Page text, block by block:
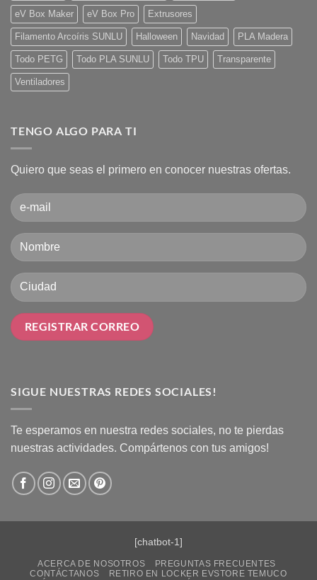
Guía
básica
desde
cero!
eV Box Maker eV Box Pro Extrusores
Filamento Arcoíris SUNLU Halloween Navidad PLA Madera
Todo PETG Todo PLA SUNLU Todo TPU Transparente
Ventiladores
TENGO ALGO PARA TI
Quiero que seas el primero en conocer nuestras ofertas.
SIGUE NUESTRAS REDES SOCIALES!
Te esperamos en nuestra redes sociales, no te pierdas
nuestras actividades. Compártenos con tus amigos!
[chatbot-1]
ACERCA DE NOSOTROS
PREGUNTAS FRECUENTES
CONTÁCTANOS
RETIRO EN LOCKER EVSTORE TEMUCO